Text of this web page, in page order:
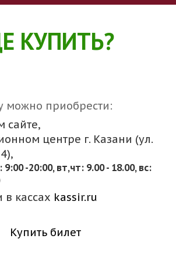
КУПИТЬ?
можно приобрести:
сайте,
центре г. Казани (ул.
9:00 -20:00, вт,чт: 9.00 - 18.00, вс:
в кассах kassir.ru
Купить билет